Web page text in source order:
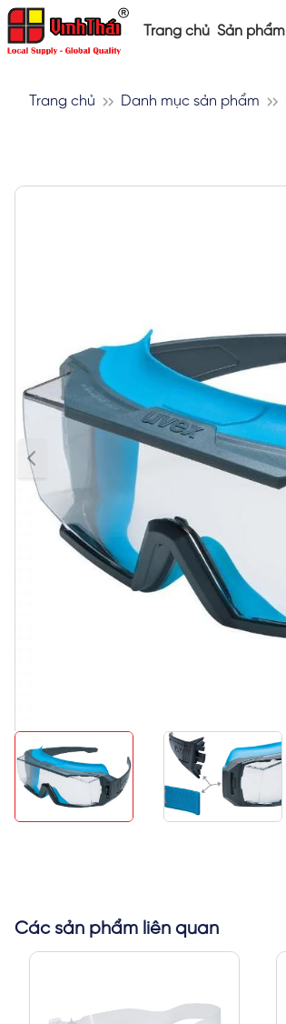
Trang chủ Sản phẩm
Trang chủ Danh mục sản phẩm
Các sản phẩm liên quan